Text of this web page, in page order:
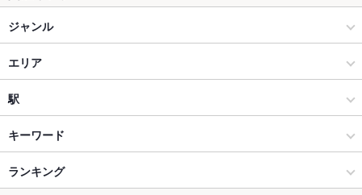
掘りごたつ なし ：掘りごたつ席はございません
カウンター あり ：カウンター席ございます
ソファー なし ：大人気ソファ席ございます
貸切
ジャンル
イタリアン・フレンチ
イタリアン
水戸 × イタリアン・フレンチ
水戸 × イタリアン
エリア
水戸駅
水戸駅 × イタリアン・フレンチ
水戸駅 × イタリアン
駅
赤塚駅
偕楽園駅
キーワード
エビ料理
ランキング